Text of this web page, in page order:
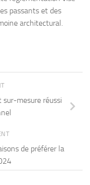
passants et des
architectural.
mesure réussi
de préférer la